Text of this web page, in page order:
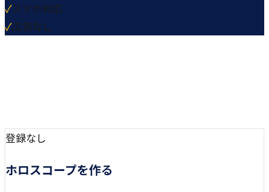
✓スマホ対応
✓広告なし
登録なし
ホロスコープを作る